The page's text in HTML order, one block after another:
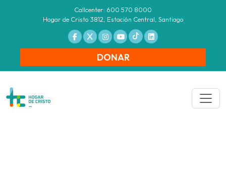
Callcenter: 600 570 8000
Hogar de Cristo 3812, Estación Central, Santiago
DONAR